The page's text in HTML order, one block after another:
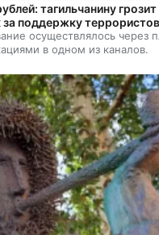
тагильчанину грозит
поддержку террористов
осуществлялось через
в одном из каналов.